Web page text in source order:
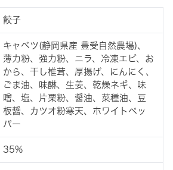
餃子
キャベツ(静岡県産 豊受自然農場)、
薄力粉、強力粉、ニラ、冷凍エビ、お
から、干し椎茸、厚揚げ、にんにく、
ごま油、味醂、生姜、乾燥ネギ、味
噌、塩、片栗粉、醤油、菜種油、豆
板醤、カツオ粉寒天、ホワイトペッ
パー
35%